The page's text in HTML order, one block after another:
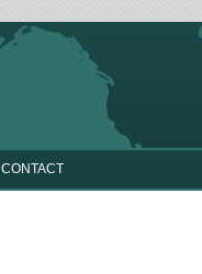
CONTACT